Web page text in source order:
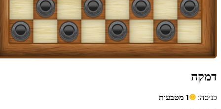
דמקה
כניסה:
1 מטבעות